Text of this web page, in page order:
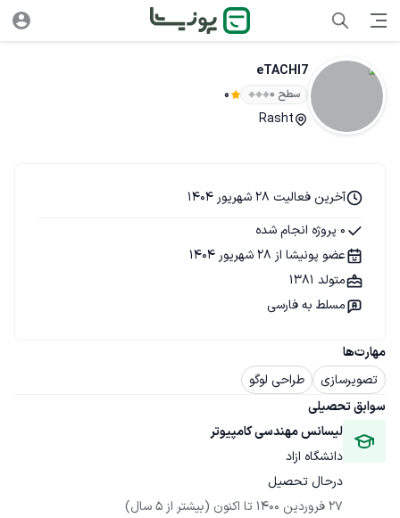
eTACHI7
سطح ۰ 0
Rasht
مهارت‌ها
تصویرسازی
طراحی لوگو
سوابق تحصیلی
لیسانس مهندسی کامپیوتر
دانشگاه ازاد
درحال تحصیل
27 فروردین 1400
تا اکنون (بیشتر از 5 سال)
آخرین فعالیت 28 شهریور 1404
0 پروژه انجام شده
عضو پونیشا از 28 شهریور 1404
متولد 1381
مسلط به فارسی